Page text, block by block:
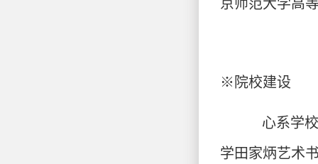
京师范大学高
※ 院校建设
心系学
学田家炳艺术